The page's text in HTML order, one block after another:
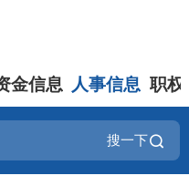
金信息 人事信息 职权
搜一下